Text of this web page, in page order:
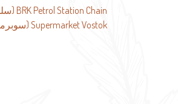
تصفّح
المقالات
BRK Petrol Station Chain (سلسلة برك بترول ستيشن)
Supermarket Vostok (سوبرماركت فوستوك)